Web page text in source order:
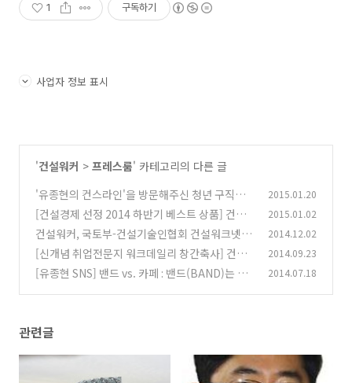
1 구독하기
사업자 정보 표시
'건설워커 > 프레스룸' 카테고리의 다른 글
'유종현의 컨스라인'을 방문해주신 청년 구직자
들에게 (0)
2015.01.20
[건설경제 선정 2014 하반기 베스트 상품] 건설
워커 - ‘취업포털’
(0)
2015.01.02
건설워커, 국토부-건설기술인협회 건설워크넷에
채용정보 제공 (0)
2014.12.02
[신개념 취업전문지 워크데일리 창간축사] 건설
워커 대표 유종현 (0)
2014.09.23
[유종현 SNS] 밴드 vs. 카페 : 밴드(BAND)는 카
2014.07.18
관련글